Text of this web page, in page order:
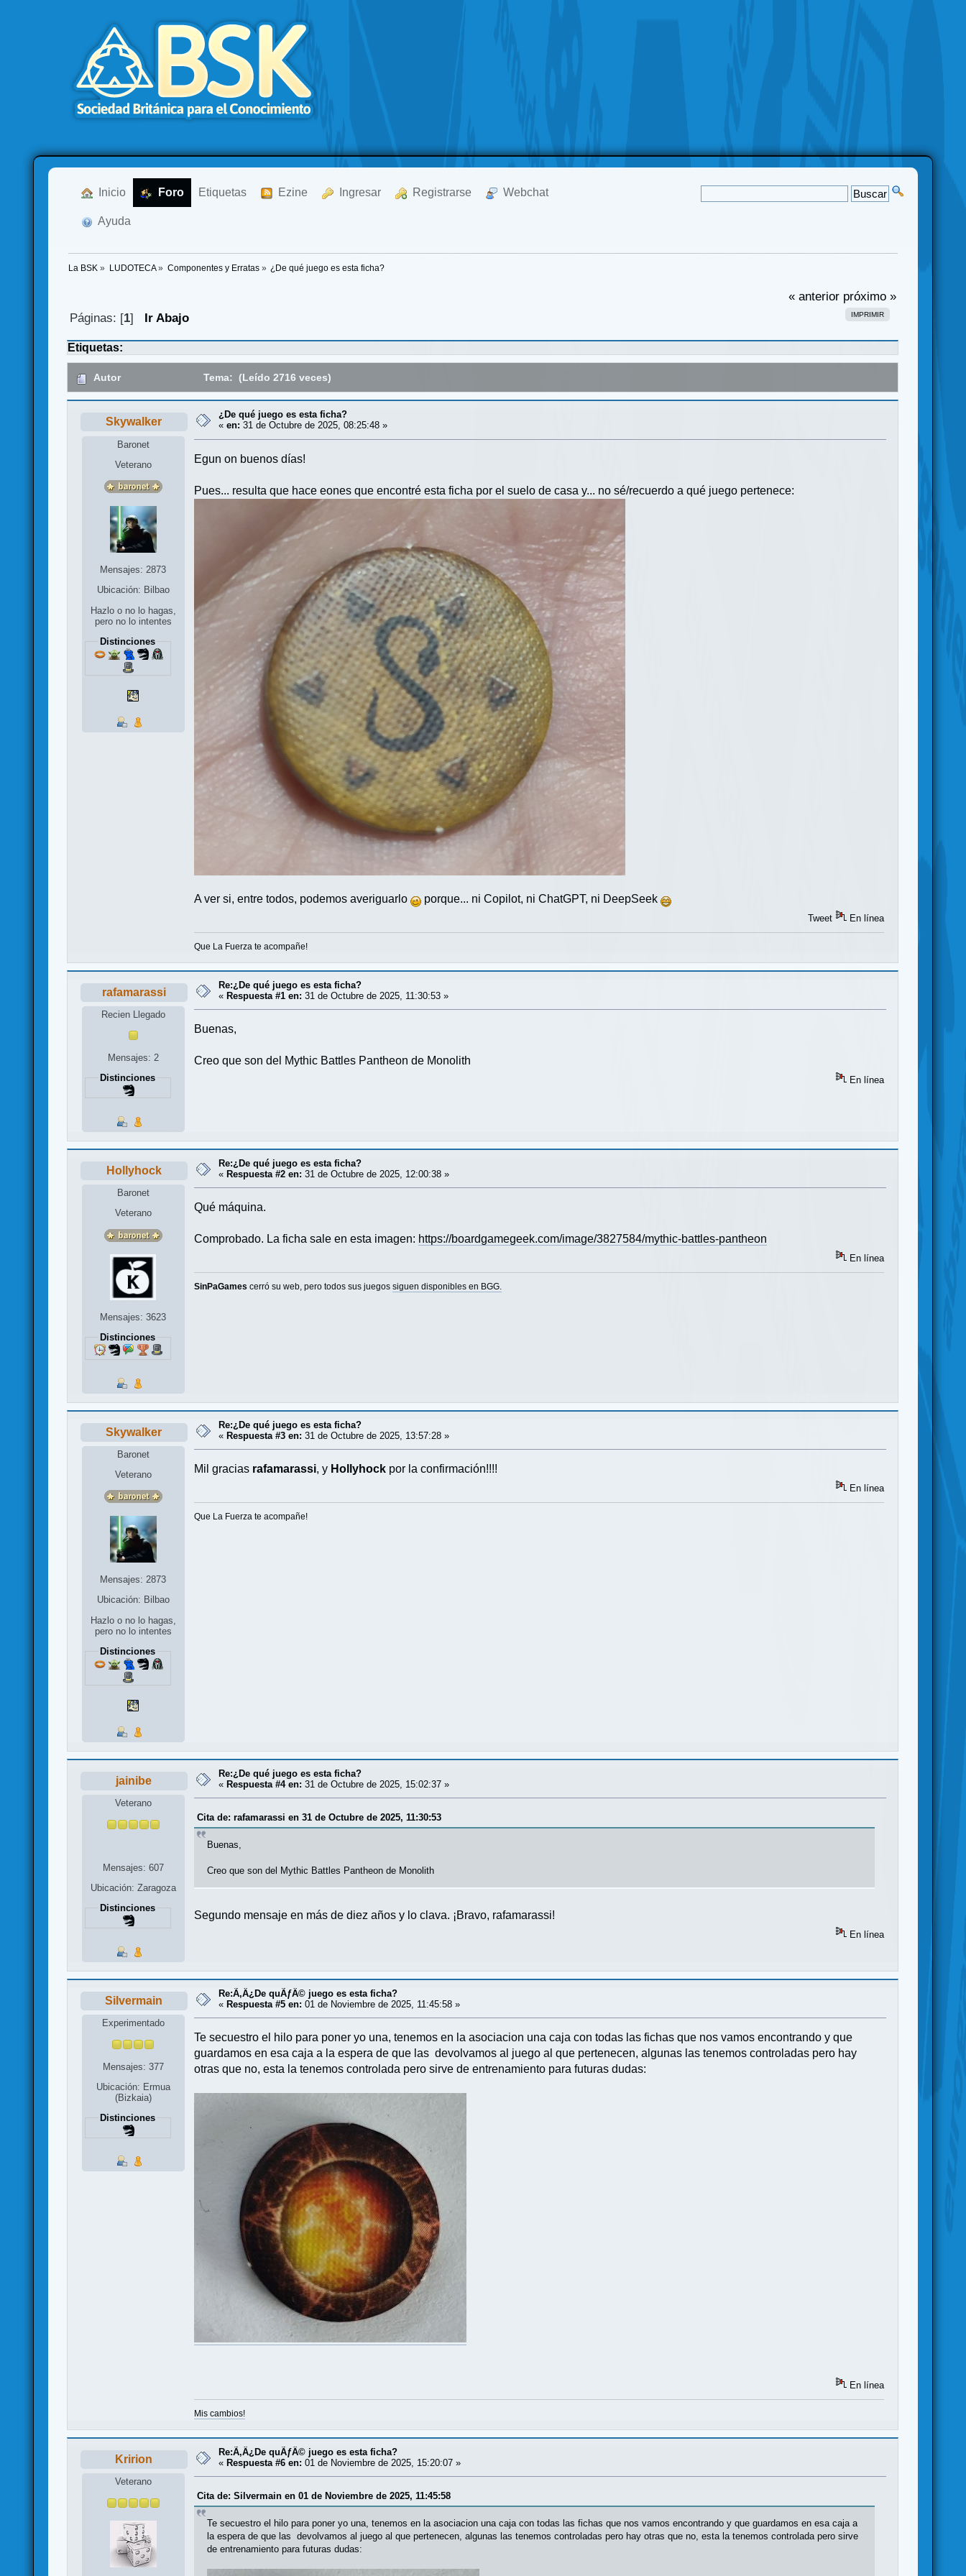
Inicio Foro Etiquetas Ezine Ingresar Registrarse Webchat
Ayuda
La BSK » LUDOTECA» Componentes y Erratas» ¿De qué juego es esta ficha?
« anterior próximo »
IMPRIMIR
Páginas: [1] Ir Abajo
Etiquetas:
Autor Tema: (Leído 2716 veces)
Skywalker
Baronet
Veterano
Mensajes: 2873
Ubicación: Bilbao
Hazlo o no lo hagas,
pero no lo intentes
Distinciones
¿De qué juego es esta ficha?
«en: 31 de Octubre de 2025, 08:25:48 »
Egun on buenos días!
Pues... resulta que hace eones que encontré esta ficha por el suelo de casa y... no sé/recuerdo a qué juego pertenece:
A ver si, entre todos, podemos averiguarlo porque... ni Copilot, ni ChatGPT, ni DeepSeek
Tweet En línea
Que La Fuerza te acompañe!
rafamarassi
Recien Llegado
Mensajes: 2
Distinciones
Re:¿De qué juego es esta ficha?
«Respuesta #1 en: 31 de Octubre de 2025, 11:30:53 »
Buenas,
Creo que son del Mythic Battles Pantheon de Monolith
En línea
Hollyhock
Baronet
Veterano
Mensajes: 3623
Distinciones
Re:¿De qué juego es esta ficha?
« Respuesta #2 en: 31 de Octubre de 2025, 12:00:38 »
Qué máquina.
Comprobado. La ficha sale en esta imagen: https://boardgamegeek.com/image/3827584/mythic-battles-pantheon
En línea
SinPaGames cerró su web, pero todos sus juegossiguen disponibles en BGG.
Skywalker
Baronet
Veterano
Mensajes: 2873
Ubicación: Bilbao
Hazlo o no lo hagas,
pero no lo intentes
Distinciones
Re:¿De qué juego es esta ficha?
«Respuesta #3 en: 31 de Octubre de 2025, 13:57:28 »
Mil gracias rafamarassi, y Hollyhock por la confirmación!!!!
En línea
Que La Fuerza te acompañe!
jainibe
Veterano
Mensajes: 607
Ubicación: Zaragoza
Distinciones
Re:¿De qué juego es esta ficha?
« Respuesta #4 en: 31 de Octubre de 2025, 15:02:37 »
Cita de: rafamarassi en 31 de Octubre de 2025, 11:30:53
Buenas,
Creo que son del Mythic Battles Pantheon de Monolith
Segundo mensaje en más de diez años y lo clava. ¡Bravo, rafamarassi!
En línea
Silvermain
Experimentado
Mensajes: 377
Ubicación: Ermua
(Bizkaia)
Distinciones
Re:Ã‚Â¿De quÃƒÂ© juego es esta ficha?
«Respuesta #5 en: 01 de Noviembre de 2025, 11:45:58 »
Te secuestro el hilo para poner yo una, tenemos en la asociacion una caja con todas las fichas que nos vamos encontrando y que
guardamos en esa caja a la espera de que las devolvamos al juego al que pertenecen, algunas las tenemos controladas pero hay
otras que no, esta la tenemos controlada pero sirve de entrenamiento para futuras dudas:
En línea
Mis cambios!
Kririon
Veterano
Re:Ã‚Â¿De quÃƒÂ© juego es esta ficha?
« Respuesta #6 en: 01 de Noviembre de 2025, 15:20:07 »
Cita de: Silvermain en 01 de Noviembre de 2025, 11:45:58
Te secuestro el hilo para poner yo una, tenemos en la asociacion una caja con todas las fichas que nos vamos encontrando y que guardamos en esa caja a
la espera de que las devolvamos al juego al que pertenecen, algunas las tenemos controladas pero hay otras que no, esta la tenemos controlada pero sirve
de entrenamiento para futuras dudas: